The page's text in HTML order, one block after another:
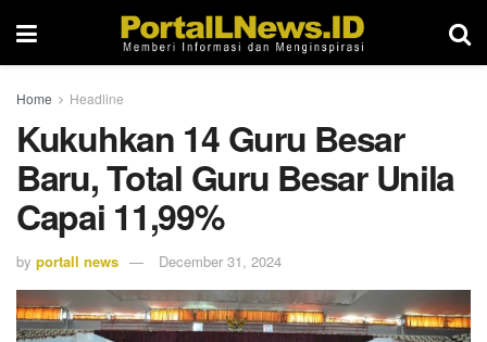
Home Headline
Kukuhkan 14 Guru Besar
Baru, Total Guru Besar Unila
Capai 11,99%
by portall news December 31, 2024